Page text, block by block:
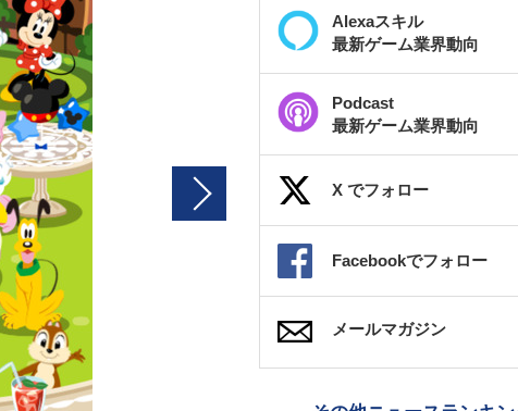
Alexaスキル
最新ゲーム業界動向
Podcast
最新ゲーム業界動向
X でフォロー
Facebookでフォロー
メールマガジン